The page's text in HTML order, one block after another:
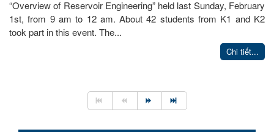
“Overview of Reservoir Engineering” held last Sunday, February
1st, from 9 am to 12 am. About 42 students from K1 and K2
took part in this event. The...
Chi tiết...